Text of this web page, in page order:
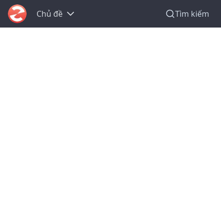
Chủ đề Tìm kiếm